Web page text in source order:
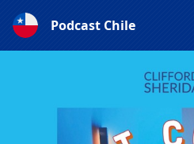
Podcast Chile